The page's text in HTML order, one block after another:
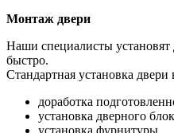
Монтаж двери
Наши специалисты установят
быстро.
Стандартная установка двери
доработка
установка дверного